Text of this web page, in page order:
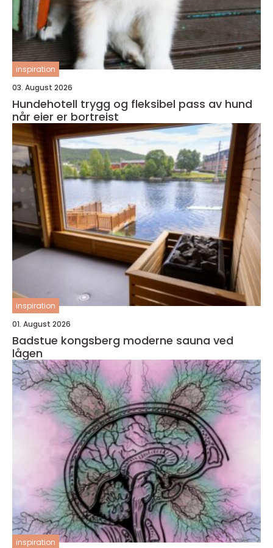
inspiration
03. August 2026
Hundehotell trygg og fleksibel pass av hund
når eier er bortreist
inspiration
01. August 2026
Badstue kongsberg moderne sauna ved
lågen
inspiration